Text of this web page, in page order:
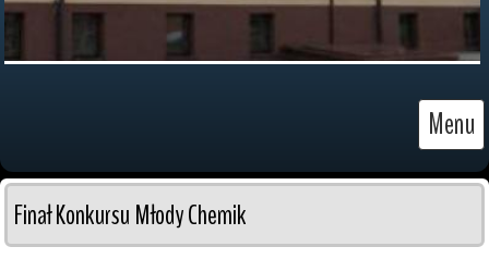
Menu
Finał Konkursu Młody Chemik